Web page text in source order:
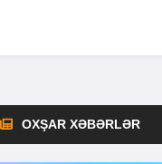
OXŞAR XƏBƏRLƏR